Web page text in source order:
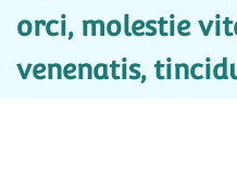
orci, molestie
venenatis,